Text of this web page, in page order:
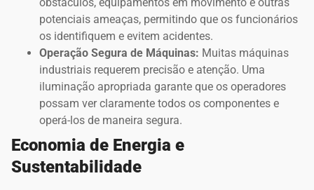
obstáculos, equipamentos em movimento e outras
potenciais ameaças, permitindo que os funcionários
os identifiquem e evitem acidentes.
Operação Segura de Máquinas: Muitas máquinas
industriais requerem precisão e atenção. Uma
iluminação apropriada garante que os operadores
possam ver claramente todos os componentes e
operá-los de maneira segura.
Economia de Energia e
Sustentabilidade